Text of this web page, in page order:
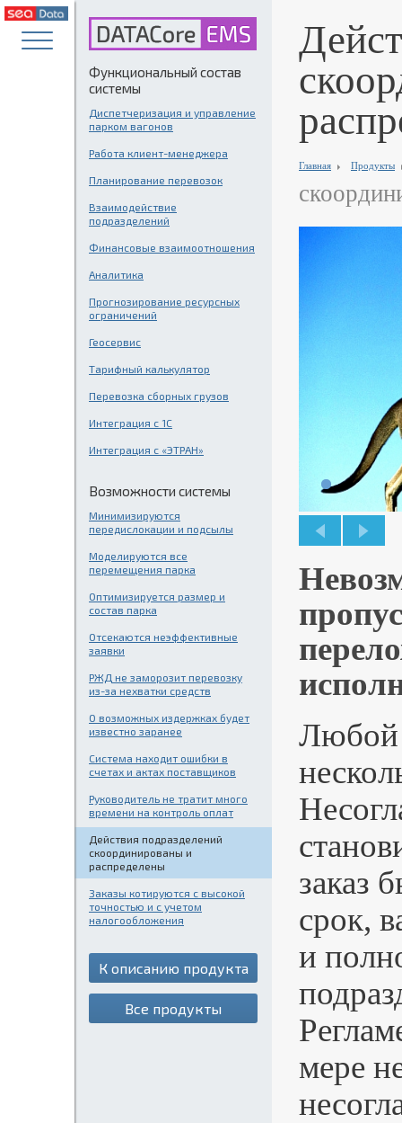
Функциональный состав
системы
Диспетчеризация и управление
парком вагонов
Работа клиент-менеджера
Планирование перевозок
Взаимодействие
подразделений
Финансовые взаимоотношения
Аналитика
Прогнозирование ресурсных
ограничений
Геосервис
Тарифный калькулятор
Перевозка сборных грузов
Интеграция с 1С
Интеграция с «ЭТРАН»
Возможности системы
Минимизируются
передислокации и подсылы
Моделируются все
перемещения парка
Оптимизируется размер и
состав парка
Отсекаются неэффективные
заявки
РЖД не заморозит перевозку
из-за нехватки средств
О возможных издержках будет
известно заранее
Система находит ошибки в
счетах и актах поставщиков
Руководитель не тратит много
времени на контроль оплат
Действия подразделений
скоординированы и
распределены
Заказы котируются с высокой
точностью и с учетом
налогообложения
К описанию продукта
Все продукты
Главная Продукты
Любой
заказ
срок,
и
мере